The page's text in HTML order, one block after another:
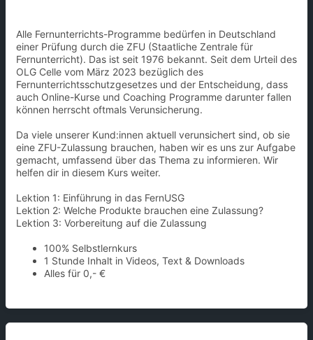
Alle Fernunterrichts-Programme bedürfen in Deutschland
einer Prüfung durch die ZFU (Staatliche Zentrale für
Fernunterricht). Das ist seit 1976 bekannt. Seit dem Urteil des
OLG Celle vom März 2023 bezüglich des
Fernunterrichtsschutzgesetzes und der Entscheidung, dass
auch Online-Kurse und Coaching Programme darunter fallen
können herrscht oftmals Verunsicherung.
Da viele unserer Kund:innen aktuell verunsichert sind, ob sie
eine ZFU-Zulassung brauchen, haben wir es uns zur Aufgabe
gemacht, umfassend über das Thema zu informieren. Wir
helfen dir in diesem Kurs weiter.
Lektion 1: Einführung in das FernUSG
Lektion 2: Welche Produkte brauchen eine Zulassung?
Lektion 3: Vorbereitung auf die Zulassung
100% Selbstlernkurs
1 Stunde Inhalt in Videos, Text & Downloads
Alles für 0,- €